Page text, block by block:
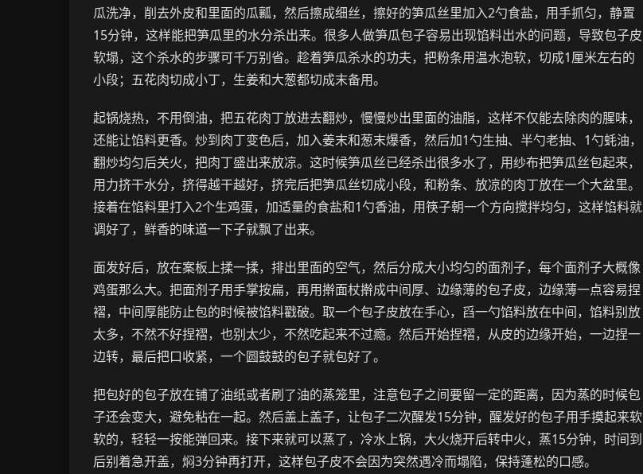
瓜洗净，削去外皮和里面的瓜瓤，然后擦成细丝，擦好的笋瓜丝里加入2勺食盐，用手抓匀，静置
15分钟，这样能把笋瓜里的水分杀出来。很多人做笋瓜包子容易出现馅料出水的问题，导致包子皮
软塌，这个杀水的步骤可千万别省。趁着笋瓜杀水的功夫，把粉条用温水泡软，切成1厘米左右的
小段；五花肉切成小丁，生姜和大葱都切成末备用。
起锅烧热，不用倒油，把五花肉丁放进去翻炒，慢慢炒出里面的油脂，这样不仅能去除肉的腥味，
还能让馅料更香。炒到肉丁变色后，加入姜末和葱末爆香，然后加1勺生抽、半勺老抽、1勺蚝油，
翻炒均匀后关火，把肉丁盛出来放凉。这时候笋瓜丝已经杀出很多水了，用纱布把笋瓜丝包起来，
用力挤干水分，挤得越干越好，挤完后把笋瓜丝切成小段，和粉条、放凉的肉丁放在一个大盆里。
接着在馅料里打入2个生鸡蛋，加适量的食盐和1勺香油，用筷子朝一个方向搅拌均匀，这样馅料就
调好了，鲜香的味道一下子就飘了出来。
面发好后，放在案板上揉一揉，排出里面的空气，然后分成大小均匀的面剂子，每个面剂子大概像
鸡蛋那么大。把面剂子用手掌按扁，再用擀面杖擀成中间厚、边缘薄的包子皮，边缘薄一点容易捏
褶，中间厚能防止包的时候被馅料戳破。取一个包子皮放在手心，舀一勺馅料放在中间，馅料别放
太多，不然不好捏褶，也别太少，不然吃起来不过瘾。然后开始捏褶，从皮的边缘开始，一边捏一
边转，最后把口收紧，一个圆鼓鼓的包子就包好了。
把包好的包子放在铺了油纸或者刷了油的蒸笼里，注意包子之间要留一定的距离，因为蒸的时候包
子还会变大，避免粘在一起。然后盖上盖子，让包子二次醒发15分钟，醒发好的包子用手摸起来软
软的，轻轻一按能弹回来。接下来就可以蒸了，冷水上锅，大火烧开后转中火，蒸15分钟，时间到
后别着急开盖，焖3分钟再打开，这样包子皮不会因为突然遇冷而塌陷，保持蓬松的口感。